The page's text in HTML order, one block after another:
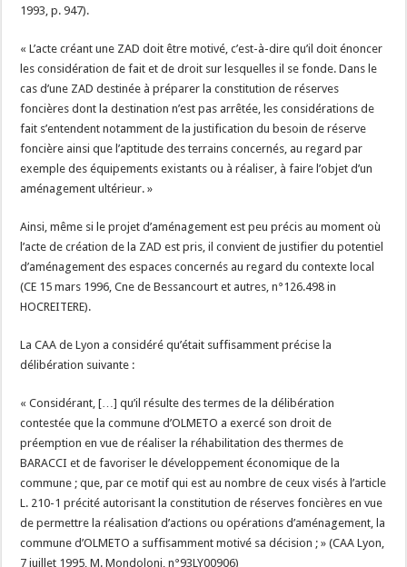
1993, p. 947).
« L’acte créant une ZAD doit être motivé, c’est-à-dire qu’il doit énoncer
les considération de fait et de droit sur lesquelles il se fonde. Dans le
cas d’une ZAD destinée à préparer la constitution de réserves
foncières dont la destination n’est pas arrêtée, les considérations de
fait s’entendent notamment de la justification du besoin de réserve
foncière ainsi que l’aptitude des terrains concernés, au regard par
exemple des équipements existants ou à réaliser, à faire l’objet d’un
aménagement ultérieur. »
Ainsi, même si le projet d’aménagement est peu précis au moment où
l’acte de création de la ZAD est pris, il convient de justifier du potentiel
d’aménagement des espaces concernés au regard du contexte local
(CE 15 mars 1996, Cne de Bessancourt et autres, n°126.498 in
HOCREITERE).
La CAA de Lyon a considéré qu’était suffisamment précise la
délibération suivante :
« Considérant, […] qu’il résulte des termes de la délibération
contestée que la commune d’OLMETO a exercé son droit de
préemption en vue de réaliser la réhabilitation des thermes de
BARACCI et de favoriser le développement économique de la
commune ; que, par ce motif qui est au nombre de ceux visés à l’article
L. 210-1 précité autorisant la constitution de réserves foncières en vue
de permettre la réalisation d’actions ou opérations d’aménagement, la
commune d’OLMETO a suffisamment motivé sa décision ; » (CAA Lyon,
7 juillet 1995, M. Mondoloni, n°93LY00906)